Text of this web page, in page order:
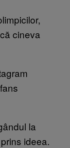
cineva
la
ideea.